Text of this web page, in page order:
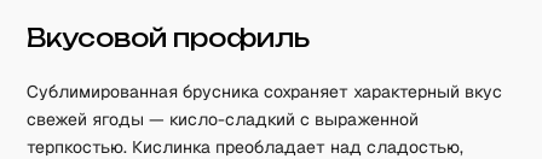
Вкусовой профиль
Сублимированная брусника сохраняет характерный вкус
свежей ягоды — кисло-сладкий с выраженной
терпкостью. Кислинка преобладает над сладостью,